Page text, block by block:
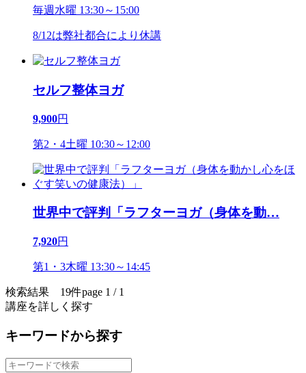
毎週水曜 13:30～15:00
8/12は弊社都合により休講
セルフ整体ヨガ
9,900円
第2・4土曜 10:30～12:00
世界中で評判「ラフターヨガ（身体を動…
7,920円
第1・3木曜 13:30～14:45
検索結果 19件page 1 / 1
講座を詳しく探す
キーワードから探す